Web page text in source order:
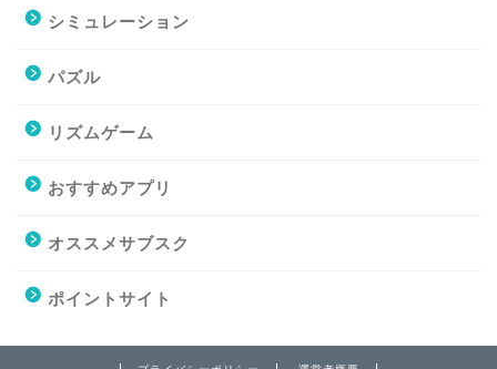
シミュレーション
パズル
リズムゲーム
おすすめアプリ
オススメサブスク
ポイントサイト